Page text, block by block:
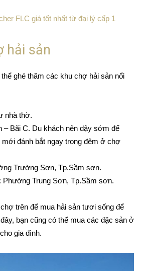
FLC giá tốt nhất từ đại lý cấp 1
hải sản
ghé thăm các khu chợ hải sản nổi
nhà thờ.
– Bãi C. Du khách nên dậy sớm để
đánh bắt ngay trong đêm ở chợ
Trường Sơn, Tp.Sầm sơn.
Phường Trung Sơn, Tp.Sầm sơn.
trên để mua hải sản tươi sống để
bạn cũng có thể mua các đặc sản ở
gia đình.